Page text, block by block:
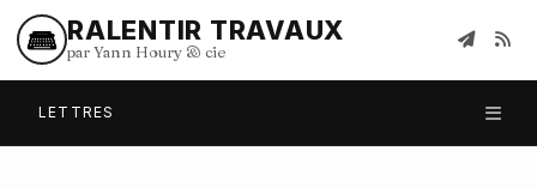
RALENTIR TRAVAUX
par Yann Houry & cie
LETTRES